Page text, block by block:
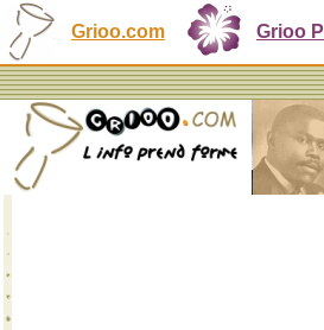
Grioo.com Grioo